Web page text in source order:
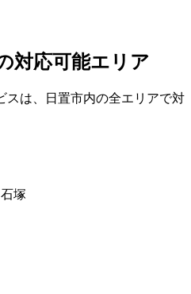
対応可能エリア
スは、日置市内の全エリアで対
塚